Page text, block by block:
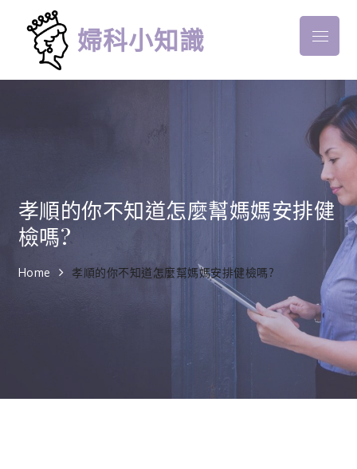
content
婦科小知識 Menu
孝順的你不知道怎麼幫媽媽安排健
檢嗎?
Home 孝順的你不知道怎麼幫媽媽安排健檢嗎?